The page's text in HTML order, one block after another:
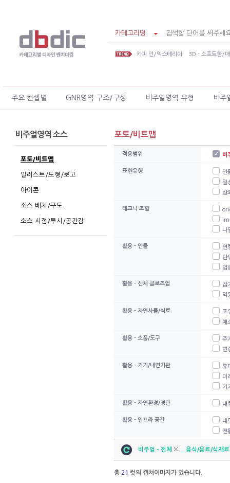
카테고리명
카피 인/익스테리어 3D - 소프트한/
주요 컨셉별 GNB영역 구조/구성 비주얼영역 유형 비주
비주얼영역 소스
포토/비트맵
일러스트/도형/로고
아이콘
소스 배치/구도
소스 시점/투시/공간감
포토/비트맵
적용범위 비
표현유형
인
일
상
테크닉 조합
나
활용 - 인물
연
단
업
활용 - 신체 클로즈업
잡
역
활용 - 자연사물/식료
포
채
활용 - 소품/도구
주
연
활용 - 기기/내연기관
휴
미
기
활용 - 자연환경/경관 내
활용 - 인프라 공간
네
전
비주얼 - 전체 음식/음료/식재료
총 21 컷의 캡쳐이미지가 있습니다.